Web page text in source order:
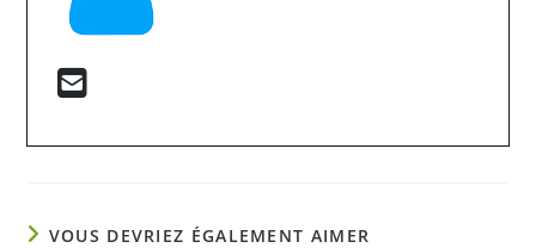
VOUS DEVRIEZ ÉGALEMENT AIMER